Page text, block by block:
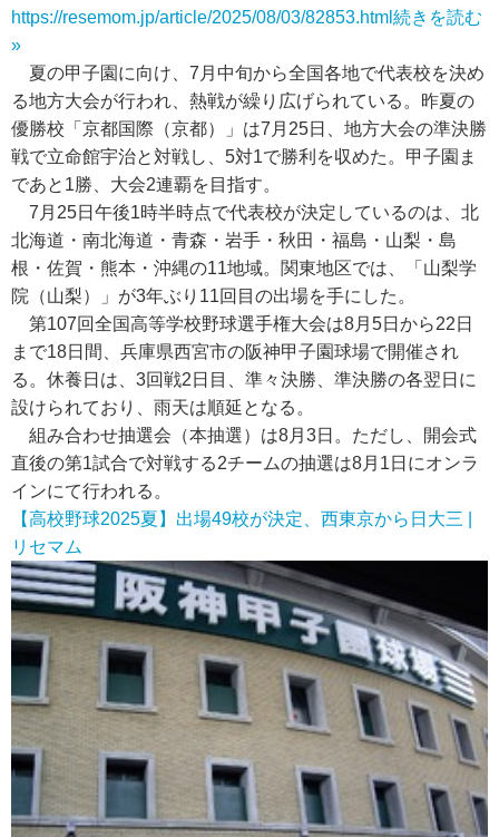
https://resemom.jp/article/2025/08/03/82853.html 続きを読む
»
夏の甲子園に向け、7月中旬から全国各地で代表校を決め
る地方大会が行われ、熱戦が繰り広げられている。昨夏の
優勝校「京都国際（京都）」は7月25日、地方大会の準決勝
戦で立命館宇治と対戦し、5対1で勝利を収めた。甲子園ま
であと1勝、大会2連覇を目指す。
7月25日午後1時半時点で代表校が決定しているのは、北
北海道・南北海道・青森・岩手・秋田・福島・山梨・島
根・佐賀・熊本・沖縄の11地域。関東地区では、「山梨学
院（山梨）」が3年ぶり11回目の出場を手にした。
第107回全国高等学校野球選手権大会は8月5日から22日
まで18日間、兵庫県西宮市の阪神甲子園球場で開催され
る。休養日は、3回戦2日目、準々決勝、準決勝の各翌日に
設けられており、雨天は順延となる。
組み合わせ抽選会（本抽選）は8月3日。ただし、開会式
直後の第1試合で対戦する2チームの抽選は8月1日にオンラ
インにて行われる。
【高校野球2025夏】出場49校が決定、西東京から日大三 |
リセマム